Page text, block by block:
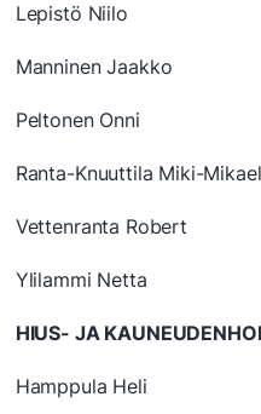
Lepistö Niilo
Manninen Jaakko
Peltonen Onni
Ranta-Knuuttila Miki-Mikael
Vettenranta Robert
Ylilammi Netta
HIUS- JA
Hamppula Heli